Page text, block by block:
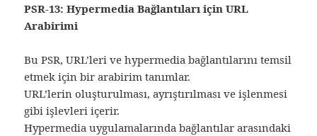
PSR-13: Hypermedia Bağlantıları için URL
Arabirimi
Bu PSR, URL’leri ve hypermedia bağlantılarını temsil
etmek için bir arabirim tanımlar.
URL’lerin oluşturulması, ayrıştırılması ve işlenmesi
gibi işlevleri içerir.
Hypermedia uygulamalarında bağlantılar arasındaki